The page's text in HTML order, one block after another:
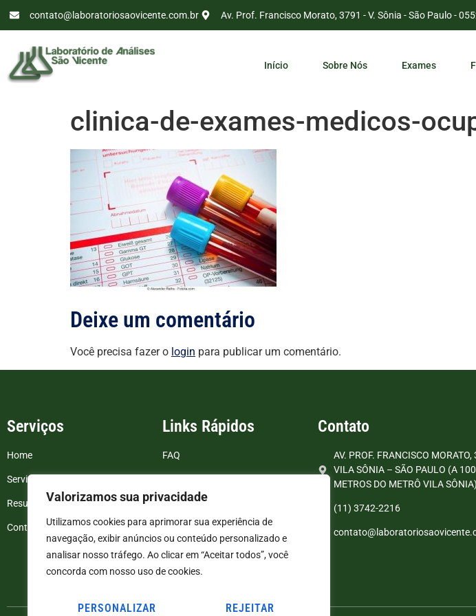
Valorizamos sua privacidade
Utilizamos cookies para aprimorar sua experiência de
navegação, exibir anúncios ou conteúdo personalizado e
analisar nosso tráfego. Ao clicar em “Aceitar todos”, você
concorda com nosso uso de cookies.
PERSONALIZAR REJEITAR
contato@laboratoriosaovicente.com.br Av. Prof. Francisco Morato, 3791 - V. Sônia - São Paulo -
Início Sobre Nós Exames
clinica-de-exames-medicos-
Deixe um comentário
Você precisa fazer o login para publicar um comentário.
Serviços
Home
Serviços
Resultados de exames
Contato
Links Rápidos
FAQ
Politica de Privacidade
Termos e Condições
Contato
AV. PROF. FRANCISCO MORATO,
VILA SÔNIA – SÃO PAULO (A 100
METROS DO METRÔ VILA SÔNIA)
(11) 3742-2216